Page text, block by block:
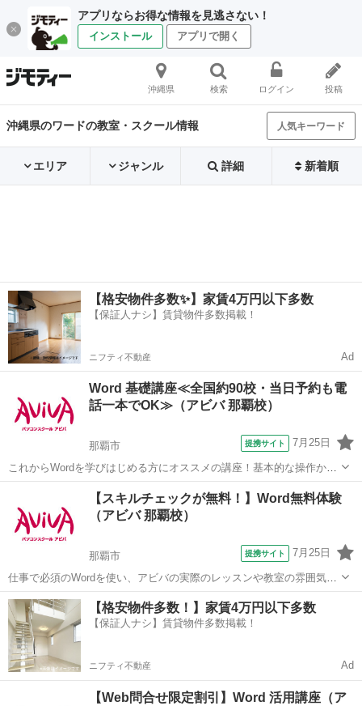
アプリならお得な情報を見逃さない！
インストール アプリで開く
沖縄県 検索 ログイン 投稿
沖縄県のワードの教室・スクール情報 人気キーワード
エリア ジャンル 詳細 新着順
【格安物件多数✨】家賃4万円以下多数
【保証人ナシ】賃貸物件多数掲載！
ニフティ不動産 Ad
Word 基礎講座≪全国約90校・当日予約も電
話一本でOK≫（アビバ 那覇校）
那覇市 提携サイト 7月25日
これからWordを学びはじめる方にオススメの講座！基本的な操作から
ビジネス文書作成、印刷方法の設定など文書作成ソフトであるWordの
醍醐味を学ぶ事ができる講座です。 ■学習内容■ 基本操作・文章の入
力・ページ構成・基本的...
ワード
【スキルチェックが無料！】Word無料体験
（アビバ 那覇校）
那覇市 提携サイト 7月25日
仕事で必須のWordを使い、アビバの実際のレッスンや教室の雰囲気を
無料で体験♪ ビジネス文書作成には欠かせない「作成・表の加工」テ
クニックや、意外と知らない、文書を整える便利機能「タブ」「イン
デント」、簡単に配色変更できる「...
沖縄 那覇市 ワード
【格安物件多数！】家賃4万円以下多数
【保証人ナシ】賃貸物件多数掲載！
ニフティ不動産 Ad
【Web問合せ限定割引】Word 活用講座（ア